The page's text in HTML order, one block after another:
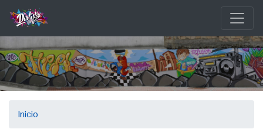
Pasar
contenido
principal
Sobrescribir
Inicio